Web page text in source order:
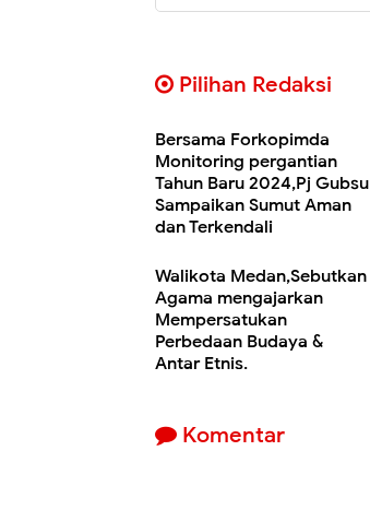
Pilihan Redaksi
Bersama Forkopimda
Monitoring pergantian
Tahun Baru 2024,Pj Gubsu
Sampaikan Sumut Aman
dan Terkendali
Walikota Medan,Sebutkan
Agama mengajarkan
Mempersatukan
Perbedaan Budaya &
Antar Etnis.
Komentar